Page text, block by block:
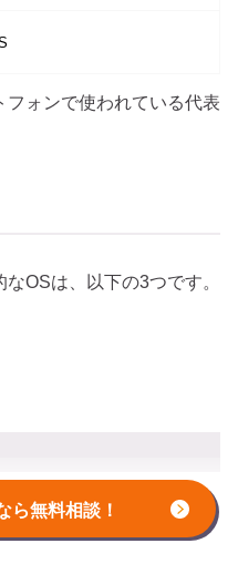
ら無料相談！
ォンで使われている代表
OSは、以下の3つです。
て使われている